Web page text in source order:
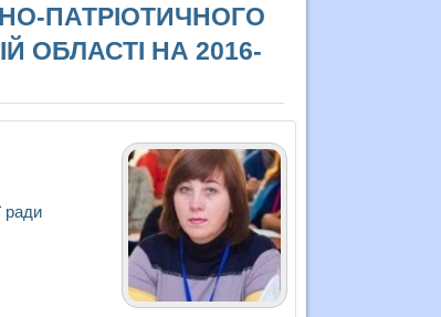
ПАТРІОТИЧНОГО
ОБЛАСТІ НА 2016-
ради